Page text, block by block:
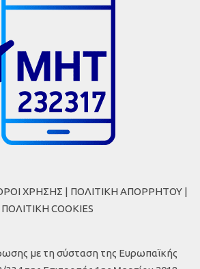
ΧΡΗΣΗΣ | ΠΟΛΙΤΙΚΗ ΑΠΟΡΡΗΤΟΥ |
ΠΟΛΙΤΙΚΗ COOKIES
με τη σύσταση της Ευρωπαϊκής